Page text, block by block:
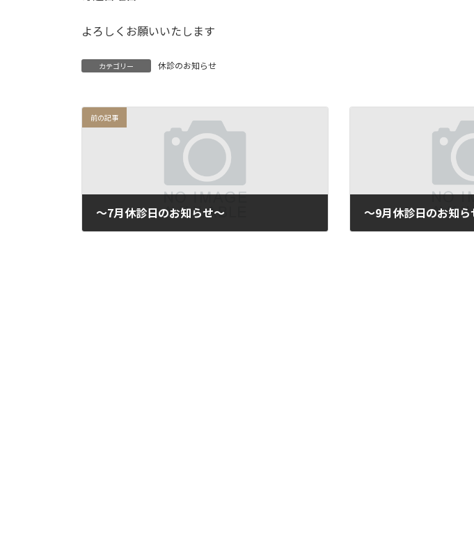
よろしくお願いいたします
カテゴリー 休診のお知らせ
前の記事
～7月休診日のお知らせ～ ～9月休診日のお知ら